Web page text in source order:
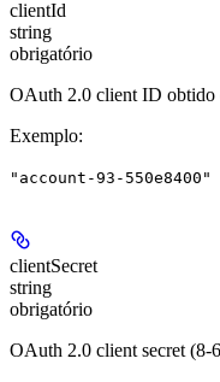
clientId
string
obrigatório
OAuth 2.0 client ID obtido
Exemplo:
"account-93-550e8400"
clientSecret
string
obrigatório
OAuth 2.0 client secret (8-